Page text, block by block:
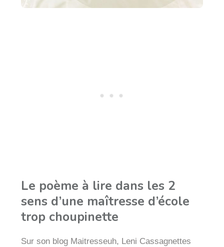
Le poème à lire dans les 2
sens d’une maîtresse d’école
trop choupinette
Sur son blog Maitresseuh, Leni Cassagnettes